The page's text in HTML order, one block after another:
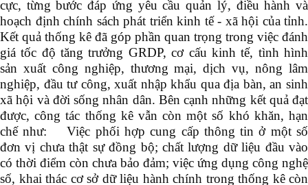
cực, từng bước đáp ứng yêu cầu quản lý, điều hành và
hoạch định chính sách phát triển kinh tế - xã hội của tỉnh.
Kết quả thống kê đã góp phần quan trọng trong việc đánh
giá tốc độ tăng trưởng GRDP, cơ cấu kinh tế, tình hình
sản xuất công nghiệp, thương mại, dịch vụ, nông lâm
nghiệp, đầu tư công, xuất nhập khẩu qua địa bàn, an sinh
xã hội và đời sống nhân dân. Bên cạnh những kết quả đạt
được, công tác thống kê vẫn còn một số khó khăn, hạn
chế như: Việc phối hợp cung cấp thông tin ở một số
đơn vị chưa thật sự đồng bộ; chất lượng dữ liệu đầu vào
có thời điểm còn chưa bảo đảm; việc ứng dụng công nghệ
số, khai thác cơ sở dữ liệu hành chính trong thống kê còn